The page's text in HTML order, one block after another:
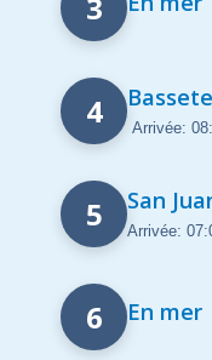
4 Arrivée:
5 San
Arrivée:
6 En mer